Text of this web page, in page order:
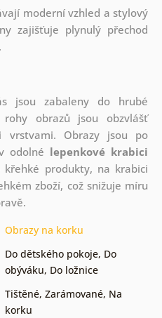
moderní vzhled a stylový
zajišťuje plynulý přechod
jsou zabaleny do hrubé
obrazů jsou obzvlášť
vrstvami. Obrazy jsou po
odolné lepenkové krabici
produkty, na krabici
zboží, což snižuje míru
Obrazy na korku
Do dětského pokoje, Do
obýváku, Do ložnice
Tištěné, Zarámované, Na
korku